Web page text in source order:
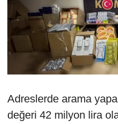
Adreslerde arama
değeri 42 milyon lira